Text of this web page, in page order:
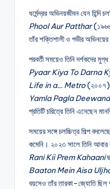
ধর্মেন্দ্রর অভিনয়জীবন যেন
Phool Aur Patthar
তাঁর শক্তিশালী ও গভীর
পরবর্তী সময়েও তিনি দর্শকদের
Pyaar Kiya To Darna
Life in a… Metro
Yamla Pagla Deewana
প্রতিটি চরিত্রে তিনি এনেছেন
সময়ের সঙ্গে চলচ্চিত্র শিল্প
কমেনি। ২০২৩ সালে তিনি আবার
Rani Kii Prem Kahaani
Baaton Mein Aisa
বয়সেও তাঁর তারকা-জ্যোতি ছিল